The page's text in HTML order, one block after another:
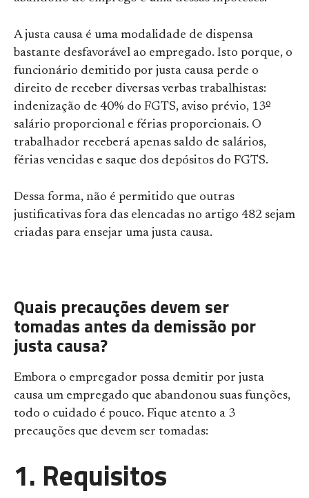
A justa causa é uma modalidade de dispensa
bastante desfavorável ao empregado. Isto porque, o
funcionário demitido por justa causa perde o
direito de receber diversas verbas trabalhistas:
indenização de 40% do FGTS, aviso prévio, 13º
salário proporcional e férias proporcionais. O
trabalhador receberá apenas saldo de salários,
férias vencidas e saque dos depósitos do FGTS.
Dessa forma, não é permitido que outras
justificativas fora das elencadas no artigo 482 sejam
criadas para ensejar uma justa causa.
Quais precauções devem ser
tomadas antes da demissão por
justa causa?
Embora o empregador possa demitir por justa
causa um empregado que abandonou suas funções,
todo o cuidado é pouco. Fique atento a 3
precauções que devem ser tomadas:
1. Requisitos